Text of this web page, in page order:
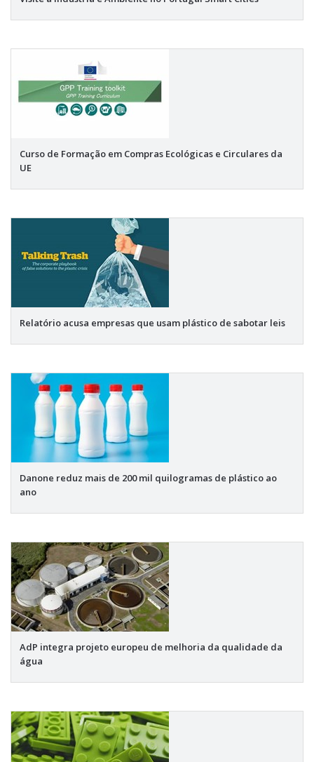
Curso de Formação em Compras Ecológicas e Circulares da
UE
Relatório acusa empresas que usam plástico de sabotar leis
Danone reduz mais de 200 mil quilogramas de plástico ao
ano
AdP integra projeto europeu de melhoria da qualidade da
água